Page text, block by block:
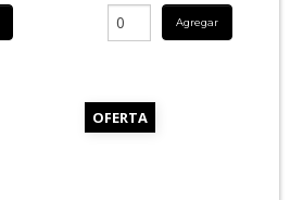
Agregar
OFERTA